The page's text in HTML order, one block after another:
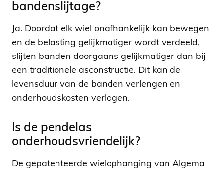
bandenslijtage?
Ja. Doordat elk wiel onafhankelijk kan bewegen
en de belasting gelijkmatiger wordt verdeeld,
slijten banden doorgaans gelijkmatiger dan bij
een traditionele asconstructie. Dit kan de
levensduur van de banden verlengen en
onderhoudskosten verlagen.
Is de pendelas
onderhoudsvriendelijk?
De gepatenteerde wielophanging van Algema